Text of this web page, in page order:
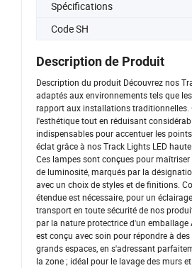
Spécifications
Code SH
Description de Produit
Description du produit Découvrez nos
adaptés aux environnements tels que
rapport aux installations traditionnelles.
l'esthétique tout en réduisant
indispensables pour accentuer les
éclat grâce à nos Track Lights LED
Ces lampes sont conçues pour
de luminosité, marqués par la
avec un choix de styles et de finitions.
étendue est nécessaire, pour un
transport en toute sécurité de nos
par la nature protectrice d'un emballage
est conçu avec soin pour répondre à
grands espaces, en s'adressant
la zone ; idéal pour le lavage des murs